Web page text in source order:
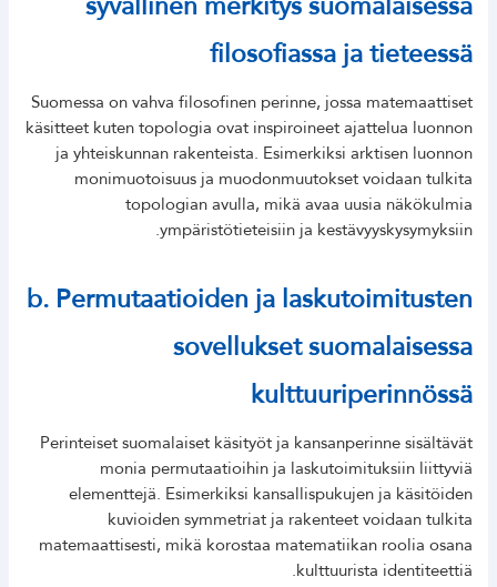
filosofiassa ja tieteessä
Suomessa on vahva filosofinen perinne, jossa matemaattiset
käsitteet kuten topologia ovat inspiroineet ajattelua luonnon
ja yhteiskunnan rakenteista. Esimerkiksi arktisen luonnon
monimuotoisuus ja muodonmuutokset voidaan tulkita
topologian avulla, mikä avaa uusia näkökulmia
ympäristötieteisiin ja kestävyyskysymyksiin.
b. Permutaatioiden ja laskutoimitusten
sovellukset suomalaisessa
kulttuuriperinnössä
Perinteiset suomalaiset käsityöt ja kansanperinne sisältävät
monia permutaatioihin ja laskutoimituksiin liittyviä
elementtejä. Esimerkiksi kansallispukujen ja käsitöiden
kuvioiden symmetriat ja rakenteet voidaan tulkita
matemaattisesti, mikä korostaa matematiikan roolia osana
kulttuurista identiteettiä.